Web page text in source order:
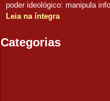
poder ideológico: manipula
Leia na íntegra
Categorias